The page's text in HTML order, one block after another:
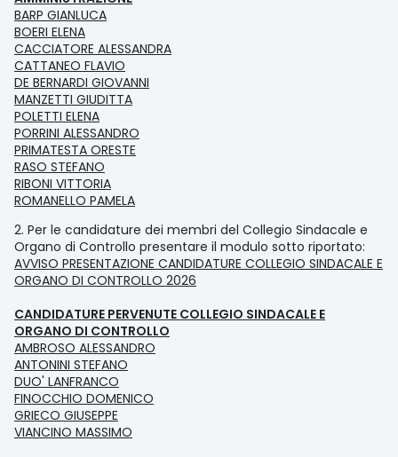
BARP GIANLUCA
BOERI ELENA
CACCIATORE ALESSANDRA
CATTANEO FLAVIO
DE BERNARDI GIOVANNI
MANZETTI GIUDITTA
POLETTI ELENA
PORRINI ALESSANDRO
PRIMATESTA ORESTE
RASO STEFANO
RIBONI VITTORIA
ROMANELLO PAMELA
2. Per le candidature dei membri del Collegio Sindacale e
Organo di Controllo presentare il modulo sotto riportato:
AVVISO PRESENTAZIONE CANDIDATURE COLLEGIO SINDACALE E
ORGANO DI CONTROLLO 2026
CANDIDATURE PERVENUTE COLLEGIO SINDACALE E
ORGANO DI CONTROLLO
AMBROSO ALESSANDRO
ANTONINI STEFANO
DUO' LANFRANCO
FINOCCHIO DOMENICO
GRIECO GIUSEPPE
VIANCINO MASSIMO